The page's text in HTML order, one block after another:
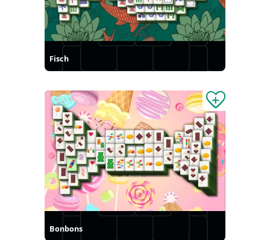
Fisch
Bonbons